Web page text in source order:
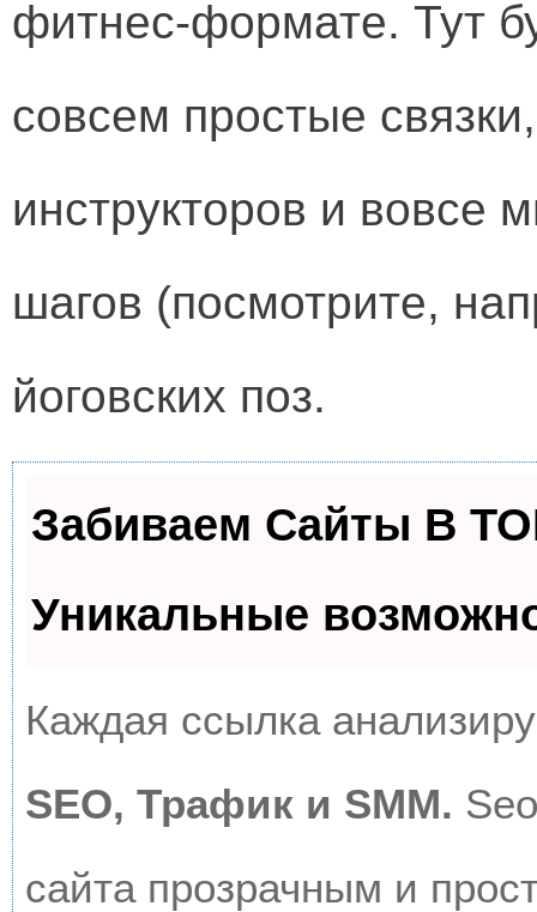
фитнес-формате. Тут
совсем простые
инструкторов и вовсе
шагов (посмотрите,
йоговских поз.
Забиваем Сайты В
Уникальные
Каждая ссылка
SEO, Трафик и SMM.
сайта прозрачным и